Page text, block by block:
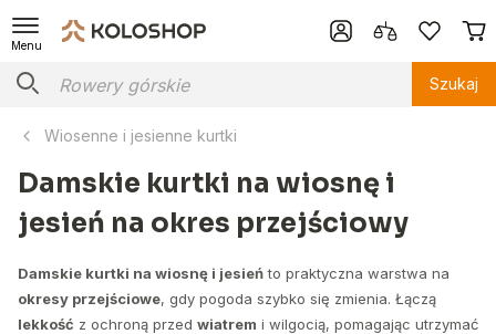
Menu
Szukaj
Wiosenne i jesienne kurtki
Damskie kurtki na wiosnę i
jesień na okres przejściowy
Damskie kurtki na wiosnę i jesieńto praktyczna warstwa na
okresy przejściowe, gdy pogoda szybko się zmienia. Łączą
lekkość z ochroną przed wiatrem i wilgocią, pomagając utrzymać